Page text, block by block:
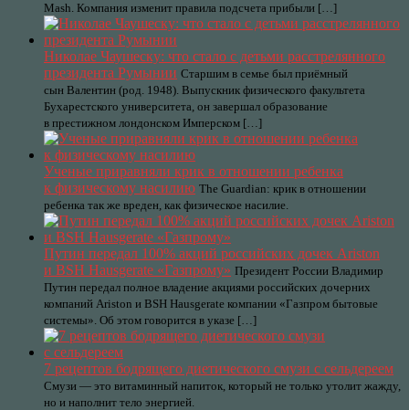
Mash. Компания изменит правила подсчета прибыли […]
Николае Чаушеску: что стало с детьми расстрелянного
президента Румынии Старшим в семье был приёмный
сын Валентин (род. 1948). Выпускник физического факультета
Бухарестского университета, он завершал образование
в престижном лондонском Имперском […]
Ученые приравняли крик в отношении ребенка
к физическому насилию The Guardian: крик в отношении
ребенка так же вреден, как физическое насилие.
Путин передал 100% акций российских дочек Ariston
и BSH Hausgerate «Газпрому» Президент России Владимир
Путин передал полное владение акциями российских дочерних
компаний Ariston и BSH Hausgerate компании «Газпром бытовые
системы». Об этом говорится в указе […]
7 рецептов бодрящего диетического смузи с сельдереем
Смузи — это витаминный напиток, который не только утолит жажду,
но и наполнит тело энергией.